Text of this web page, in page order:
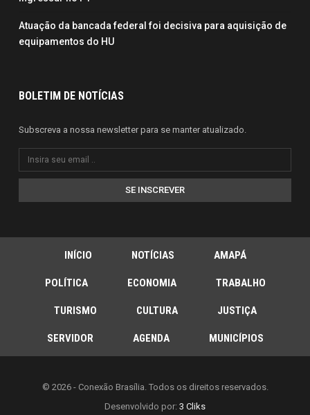
Atuação da bancada federal foi decisiva para aquisição de
equipamentos do HU
BOLETIM DE NOTÍCIAS
Subscreva a nossa newsletter para se manter atualizado.
SE INSCREVER
INÍCIO NOTÍCIAS AMAPÁ
POLÍTICA ECONOMIA TRABALHO
TURISMO CULTURA JUSTIÇA
SERVIDOR AGENDA MUNICÍPIOS
© 2026 - Conexão Brasília. Todos os direitos reservados.
Desenvolvido por: 3 Cliks